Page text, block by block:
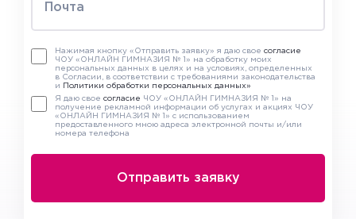
Нажимая кнопку «Отправить заявку» я даю свое согласие
ЧОУ «ОНЛАЙН ГИМНАЗИЯ № 1» на обработку моих
персональных данных в целях и на условиях, определенных
в Согласии, в соответствии с требованиями законодательства
и
Политики обработки персональных данных»
Я даю свое согласие ЧОУ «ОНЛАЙН ГИМНАЗИЯ № 1» на
получение рекламной информации об услугах и акциях ЧОУ
«ОНЛАЙН ГИМНАЗИЯ № 1» с использованием
предоставленного мною адреса электронной почты и/или
номера телефона